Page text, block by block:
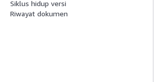
Siklus hidup versi
Riwayat dokumen